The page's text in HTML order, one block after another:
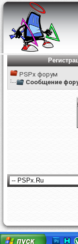
PSPx форум
Сообщение